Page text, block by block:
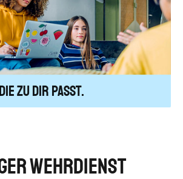
zu dir passt.
Wehrdienst